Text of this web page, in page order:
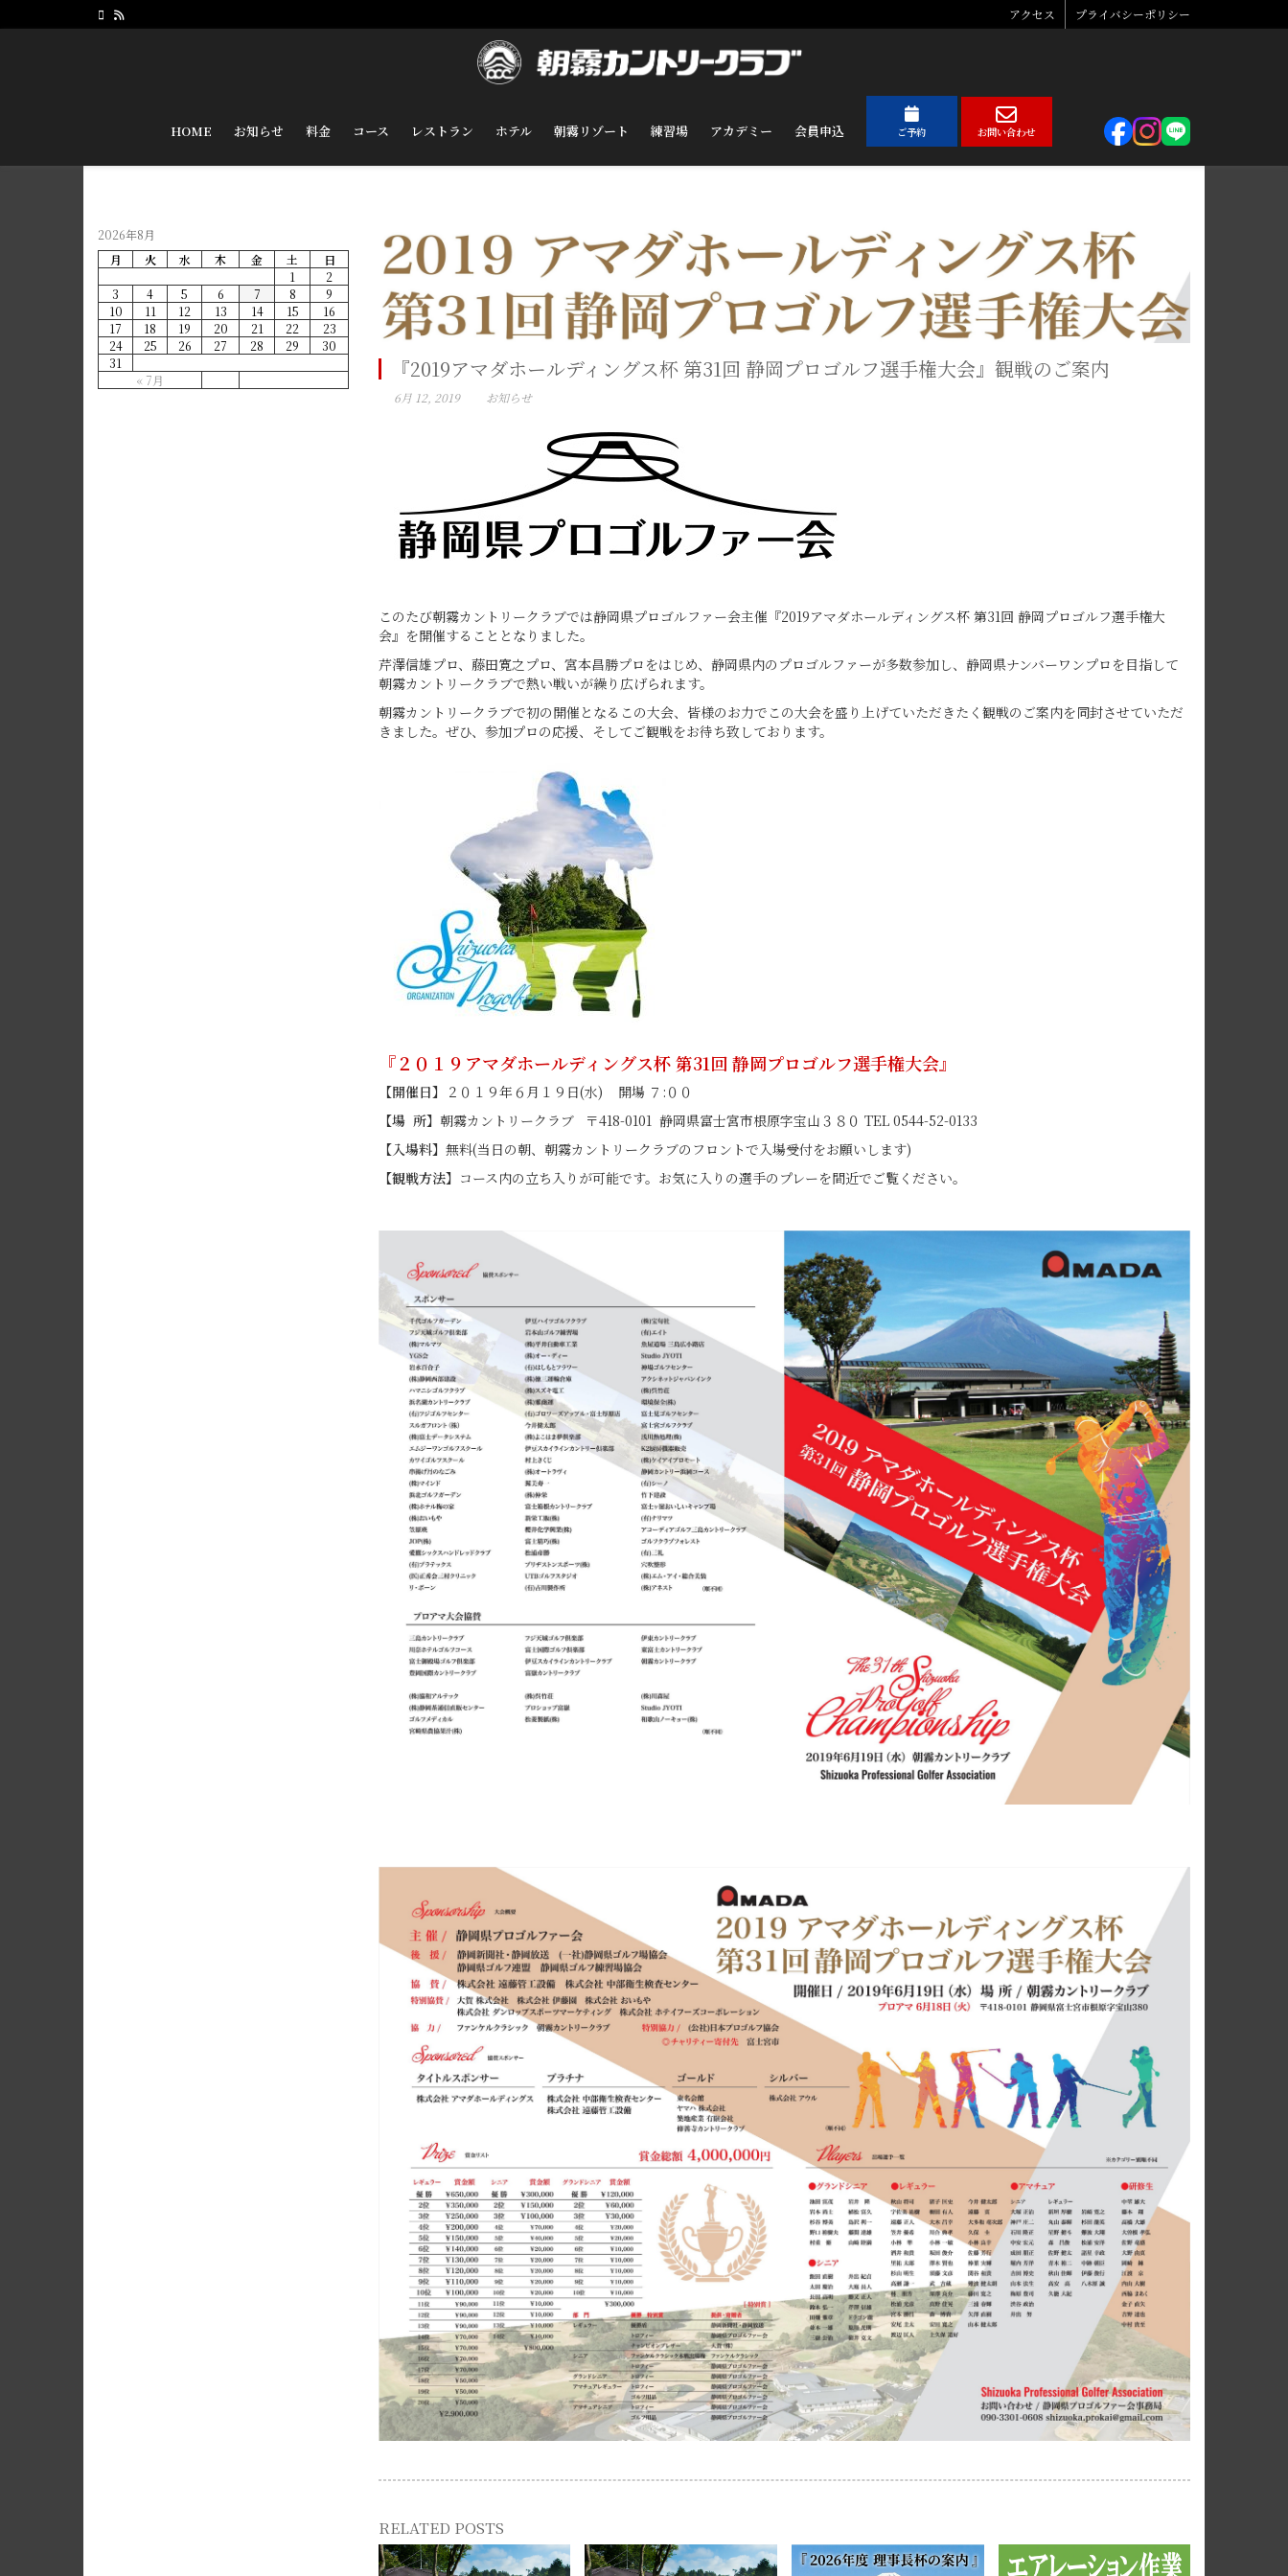
アクセス プライバシーポリシー
HOME お知らせ 料金 コース レストラン ホテル 朝霧リゾート 練習場 アカデミー 会員申込 ご予約 お問い合わせ
『2019アマダホールディングス杯 第31回 静岡プロゴルフ選手権大会』観戦のご案内
6月 12, 2019 お知らせ
このたび朝霧カントリークラブでは静岡県プロゴルファー会主催『2019アマダホールディングス杯 第31回 静岡プロゴルフ選手権大
会』を開催することとなりました。
芹澤信雄プロ、藤田寛之プロ、宮本昌勝プロをはじめ、静岡県内のプロゴルファーが多数参加し、静岡県ナンバーワンプロを目指して
朝霧カントリークラブで熱い戦いが繰り広げられます。
朝霧カントリークラブで初の開催となるこの大会、皆様のお力でこの大会を盛り上げていただきたく観戦のご案内を同封させていただ
きました。ぜひ、参加プロの応援、そしてご観戦をお待ち致しております。
『２０１９アマダホールディングス杯 第31回 静岡プロゴルフ選手権大会』
【開催日】 ２０１９年６月１９日(水) 開場 ７:００
【場 所】 朝霧カントリークラブ 〒418-0101 静岡県富士宮市根原字宝山３８０ TEL 0544-52-0133
【入場料】 無料(当日の朝、朝霧カントリークラブのフロントで入場受付をお願いします)
【観戦方法】 コース内の立ち入りが可能です。お気に入りの選手のプレーを間近でご覧ください。
RELATED POSTS
2026年8月
月
火 水 木 金 土 日
« 7月
1
2
3
4 5 6 7 8
9
10
11 12 13 14 15
16
17
18 19 20 21 22
23
24
25 26 27 28 29
30
31